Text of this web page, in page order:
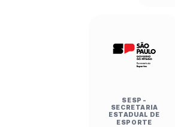
SESP -
SECRETARIA
ESTADUAL DE
ESPORTE